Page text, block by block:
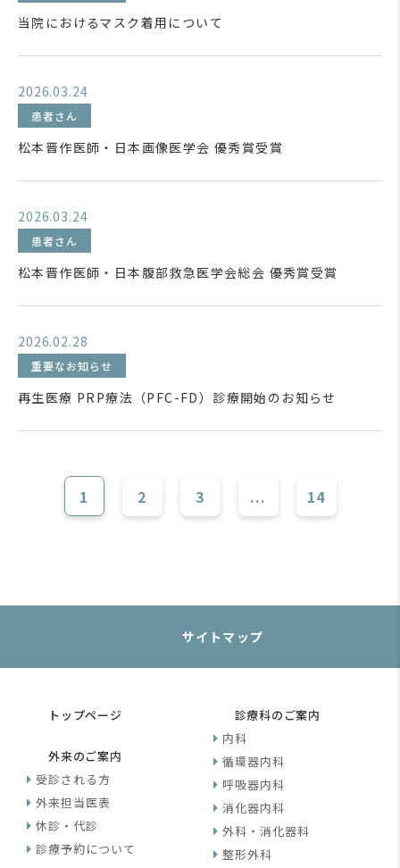
当院におけるマスク着用について
2026.03.24
患者さん
松本晋作医師・日本画像医学会 優秀賞受賞
2026.03.24
患者さん
松本晋作医師・日本腹部救急医学会総会 優秀賞受賞
2026.02.28
重要なお知らせ
再生医療 PRP療法（PFC-FD）診療開始のお知らせ
1 2 3 ... 14
サイトマップ
トップページ
外来のご案内
受診される方
外来担当医表
休診・代診
診療予約について
診療科のご案内
内科
循環器内科
呼吸器内科
消化器内科
外科・消化器科
整形外科